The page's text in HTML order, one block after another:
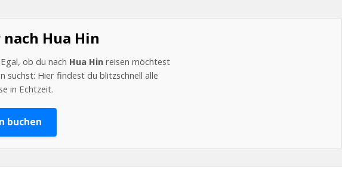
Hua Hin
ob du nach Hua Hinreisen möchtest
suchst: Hier findest du blitzschnell alle
in Echtzeit.
buchen